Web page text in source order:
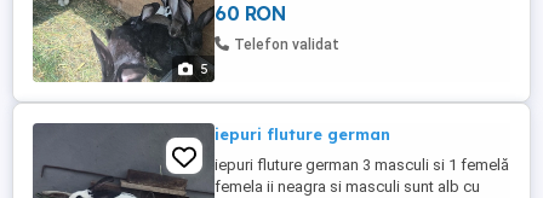
5
60 RON
Telefon validat
iepuri fluture german
iepuri fluture german 3 masculi si 1 femelă
femela ii neagra si masculi sunt alb cu